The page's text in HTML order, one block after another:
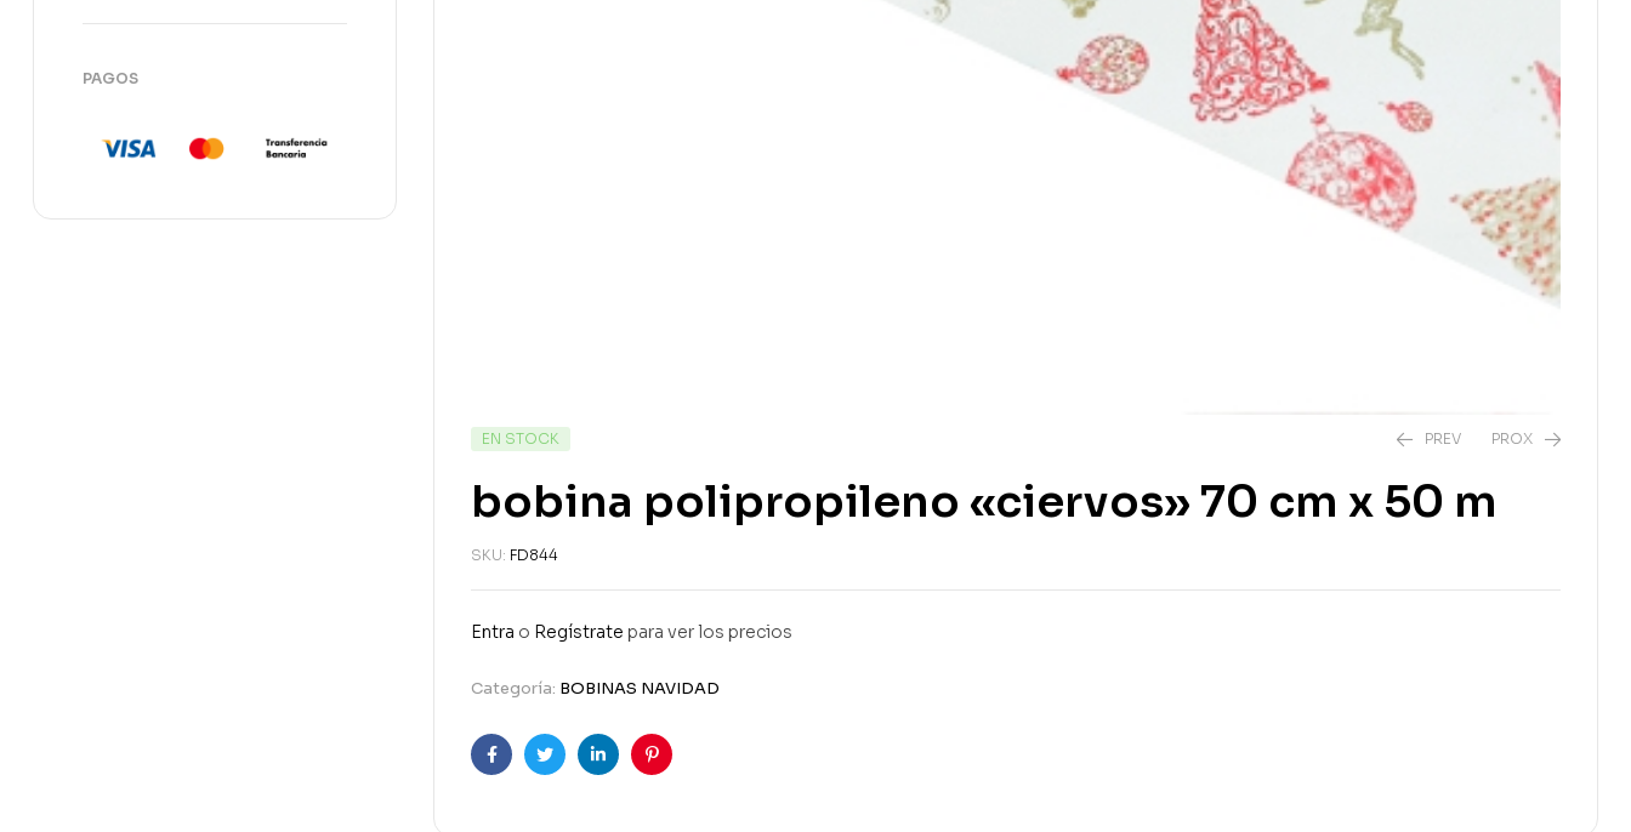
EN STOCK PREV PROX
bobina polipropileno «ciervos» 70 cm x 50 m
SKU: FD844
Entra o Regístrate para ver los precios
Categoría: BOBINAS NAVIDAD
FacebookTwitterLinkedinPinterest
PAGOS